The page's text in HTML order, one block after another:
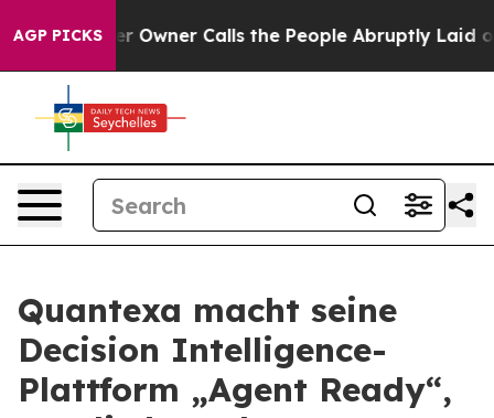
AGP PICKSOwner Calls the People Abruptly Laid off
Quantexa macht seine
Decision Intelligence-
Plattform „Agent Ready“,